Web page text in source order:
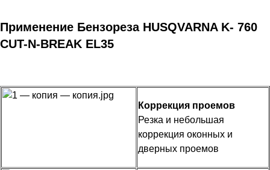
Применение Бензореза HUSQVARNA K- 760
CUT-N-BREAK EL35
Коррекция проемов
Резка и небольшая
коррекция оконных и
дверных проемов